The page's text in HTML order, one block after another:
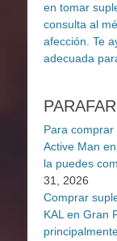
Para
Active Man
la puedes
31, 2026
Comprar
KAL en Gran